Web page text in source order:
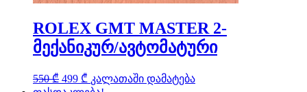
ROLEX GMT MASTER 2-
მექანიკურ/ავტომატური
550₾ Original
price
499 ₾ Current
price
კალათაში დამატება